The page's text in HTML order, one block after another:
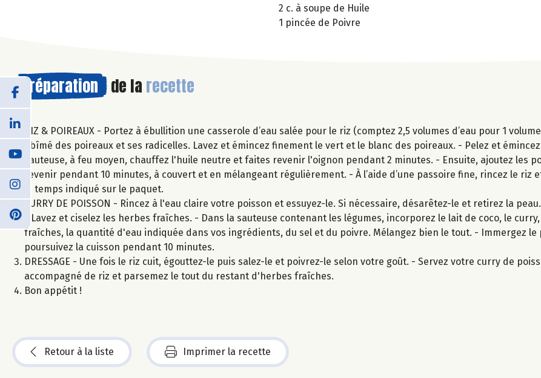
2 c. à soupe de Huile
1 pincée de Poivre
Préparation de la recette
RIZ & POIREAUX - Portez à ébullition une casserole d’eau salée pour le riz (comptez 2,5 volumes d’eau pour 1
abîmé des poireaux et ses radicelles. Lavez et émincez finement le vert et le blanc des poireaux. - Pelez et
sauteuse, à feu moyen, chauffez l'huile neutre et faites revenir l'oignon pendant 2 minutes. - Ensuite, ajoutez les
revenir pendant 10 minutes, à couvert et en mélangeant régulièrement. - À l’aide d’une passoire fine, rincez le riz
le temps indiqué sur le paquet.
CURRY DE POISSON - Rincez à l'eau claire votre poisson et essuyez-le. Si nécessaire, désarêtez-le et retirez la
- Lavez et ciselez les herbes fraîches. - Dans la sauteuse contenant les légumes, incorporez le lait de coco, le
fraîches, la quantité d'eau indiquée dans vos ingrédients, du sel et du poivre. Mélangez bien le tout. - Immergez le
poursuivez la cuisson pendant 10 minutes.
DRESSAGE - Une fois le riz cuit, égouttez-le puis salez-le et poivrez-le selon votre goût. - Servez votre curry de
accompagné de riz et parsemez le tout du restant d'herbes fraîches.
Bon appétit !
Retour à la liste Imprimer la recette